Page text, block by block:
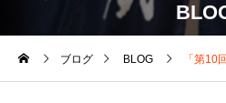
ブログ BLOG 「第10